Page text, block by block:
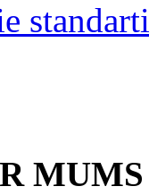
standarti
MUMS